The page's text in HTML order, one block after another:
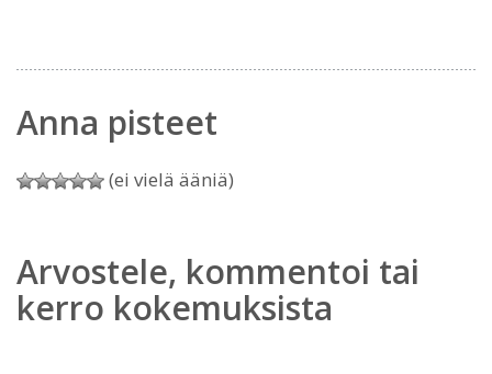
Anna pisteet
(ei vielä ääniä)
Arvostele, kommentoi tai
kerro kokemuksista